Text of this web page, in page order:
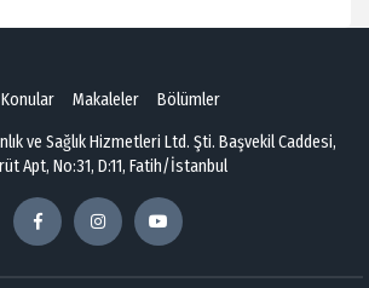
Konular Makaleler Bölümler
ve Sağlık Hizmetleri Ltd. Şti. Başvekil Caddesi,
Apt, No:31, D:11, Fatih/İstanbul